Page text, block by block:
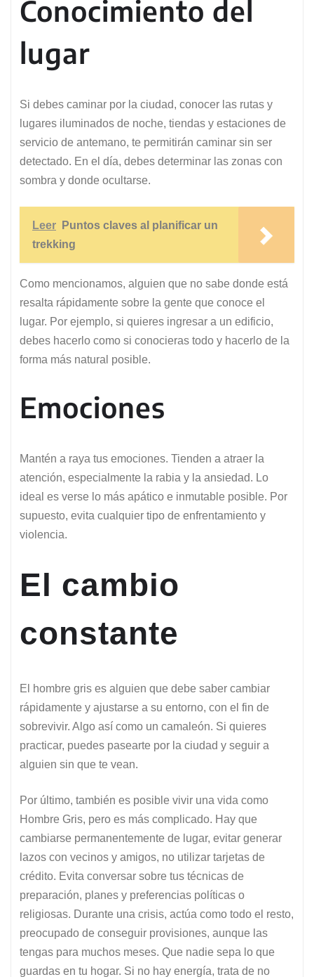
Conocimiento del
lugar
Si debes caminar por la ciudad, conocer las rutas y
lugares iluminados de noche, tiendas y estaciones de
servicio de antemano, te permitirán caminar sin ser
detectado. En el día, debes determinar las zonas con
sombra y donde ocultarse.
Leer
Puntos claves al planificar un
trekking
Como mencionamos, alguien que no sabe donde está
resalta rápidamente sobre la gente que conoce el
lugar. Por ejemplo, si quieres ingresar a un edificio,
debes hacerlo como si conocieras todo y hacerlo de la
forma más natural posible.
Emociones
Mantén a raya tus emociones. Tienden a atraer la
atención, especialmente la rabia y la ansiedad. Lo
ideal es verse lo más apático e inmutable posible. Por
supuesto, evita cualquier tipo de enfrentamiento y
violencia.
El cambio
constante
El hombre gris es alguien que debe saber cambiar
rápidamente y ajustarse a su entorno, con el fin de
sobrevivir. Algo así como un camaleón. Si quieres
practicar, puedes pasearte por la ciudad y seguir a
alguien sin que te vean.
Por último, también es posible vivir una vida como
Hombre Gris, pero es más complicado. Hay que
cambiarse permanentemente de lugar, evitar generar
lazos con vecinos y amigos, no utilizar tarjetas de
crédito. Evita conversar sobre tus técnicas de
preparación, planes y preferencias políticas o
religiosas. Durante una crisis, actúa como todo el resto,
preocupado de conseguir provisiones, aunque las
tengas para muchos meses. Que nadie sepa lo que
guardas en tu hogar. Si no hay energía, trata de no